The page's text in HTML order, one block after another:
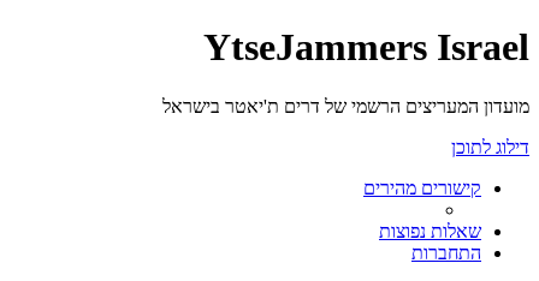
YtseJammers Israel
מועדון המעריצים הרשמי של דרים ת'יאטר בישראל
דילוג לתוכן
קישורים מהירים
שאלות נפוצות
התחברות